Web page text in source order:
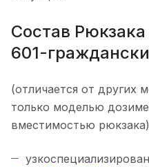
Состав
601-
(отличается от других
только моделью
вместимостью рюкзака)